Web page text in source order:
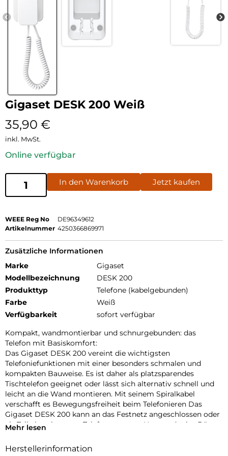
Gigaset DESK 200 Weiß
35,90 €
inkl. MwSt.
Online verfügbar
In den Warenkorb Jetzt kaufen
WEEE Reg No
DE96349612
Artikelnummer 4250366869971
Zusätzliche Informationen
Marke
Gigaset
Modellbezeichnung
DESK 200
Produkttyp
Telefone (kabelgebunden)
Farbe
Weiß
Verfügbarkeit
sofort verfügbar
Kompakt, wandmontierbar und schnurgebunden: das
Telefon mit Basiskomfort:
Das Gigaset DESK 200 vereint die wichtigsten
Telefoniefunktionen mit einer besonders schmalen und
kompakten Bauweise. Es ist daher als platzsparendes
Tischtelefon geeignet oder lässt sich alternativ schnell und
leicht an die Wand montieren. Mit seinem Spiralkabel
verschafft es Bewegungsfreiheit beim Telefonieren Das
Gigaset DESK 200 kann an das Festnetz angeschlossen oder
als Teil eines internen Telefonnetzes zu Hause oder im Büro
Stromversorgung über die Telefonleitung:
Mehr lesen
Herstellerinformation